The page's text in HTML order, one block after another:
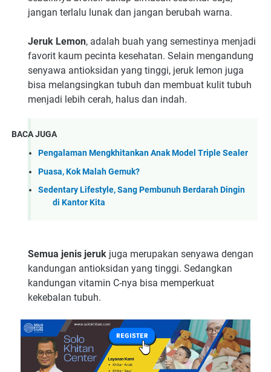
jangan terlalu lunak dan jangan berubah warna.
Jeruk Lemon, adalah buah yang semestinya menjadi
favorit kaum pecinta kesehatan. Selain mengandung
senyawa antioksidan yang tinggi, jeruk lemon juga
bisa melangsingkan tubuh dan membuat kulit tubuh
menjadi lebih cerah, halus dan indah.
BACA JUGA
Pengalaman Mengkhitankan Anak Model Triple Sealer
Puasa, Kok Malah Gemuk?
Sedentary Lifestyle, Sang Pembunuh Berdarah Dingin
di Kantor Kita
Semua jenis jeruk juga merupakan senyawa dengan
kandungan antioksidan yang tinggi. Sedangkan
kandungan vitamin C-nya bisa memperkuat
kekebalan tubuh.